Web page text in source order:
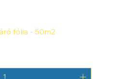
fólia - 50m2